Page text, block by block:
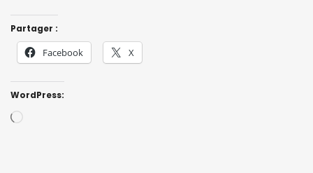
Partager :
Facebook X
WordPress: